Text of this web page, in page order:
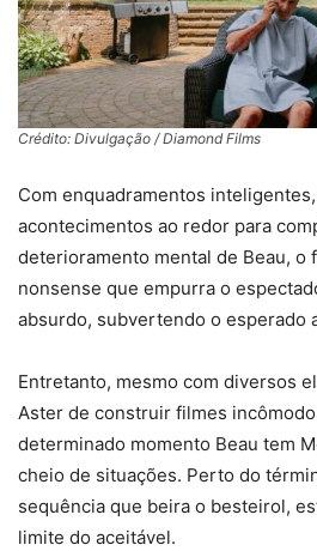
Crédito: Divulgação / Diamond Films
Com enquadramentos
acontecimentos ao redor para
deterioramento mental de Beau, o
nonsense que empurra o
absurdo, subvertendo o esperado
Entretanto, mesmo com diversos
Aster de construir filmes
determinado momento Beau tem
cheio de situações. Perto do
sequência que beira o besteirol,
limite do aceitável.